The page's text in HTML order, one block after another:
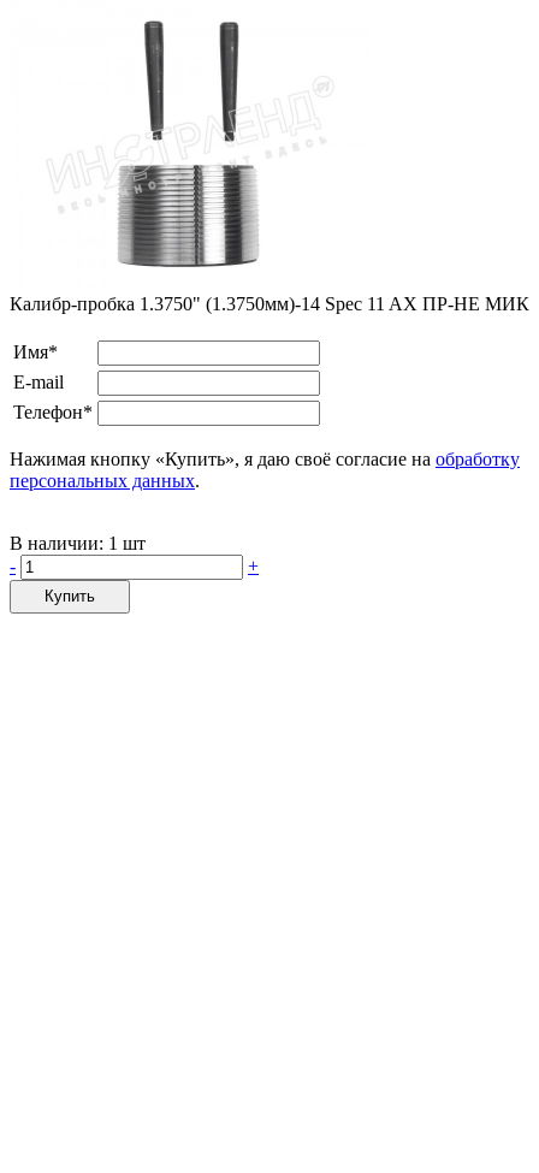
Калибр-пробка 1.3750" (1.3750мм)-14 Spec 11 AX ПР-НЕ МИК
Имя*
E-mail
Телефон*
Нажимая кнопку «Купить», я даю своё согласие на обработку
персональных данных.
В наличии: 1 шт
-
+
Купить